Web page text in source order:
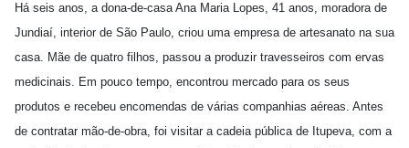
Há seis anos, a dona-de-casa Ana Maria Lopes, 41 anos, moradora de
Jundiaí, interior de São Paulo, criou uma empresa de artesanato na sua
casa. Mãe de quatro filhos, passou a produzir travesseiros com ervas
medicinais. Em pouco tempo, encontrou mercado para os seus
produtos e recebeu encomendas de várias companhias aéreas. Antes
de contratar mão-de-obra, foi visitar a cadeia pública de Itupeva, com a